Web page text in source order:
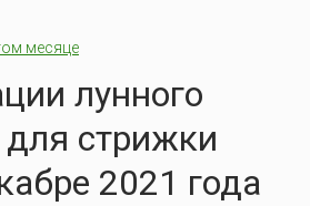
месяце
лунного
стрижки
2021 года